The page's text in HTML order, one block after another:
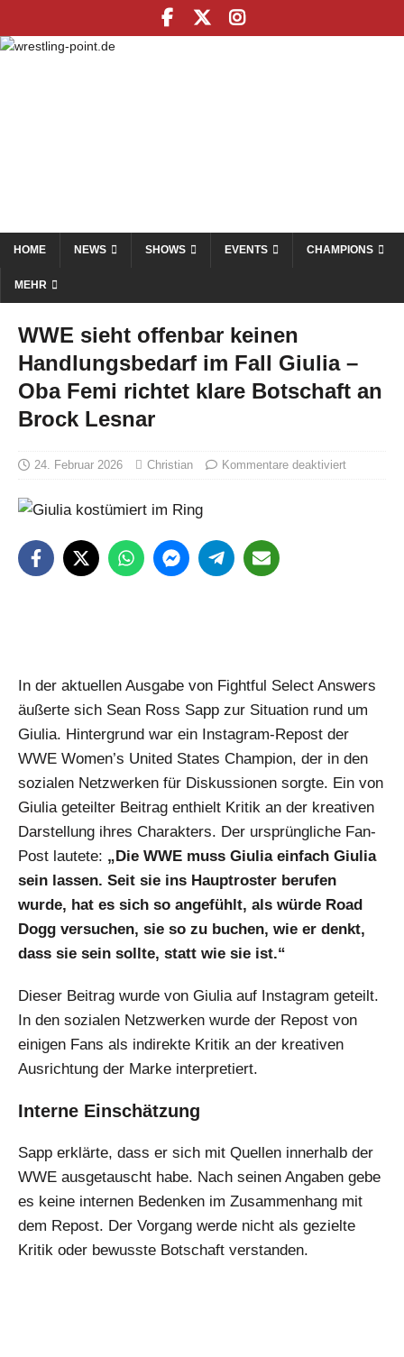
HOME NEWS SHOWS EVENTS CHAMPIONS
MEHR
WWE sieht offenbar keinen
Handlungsbedarf im Fall Giulia –
Oba Femi richtet klare Botschaft an
Brock Lesnar
24. Februar 2026 Christian Kommentare deaktiviert
In der aktuellen Ausgabe von Fightful Select Answers
äußerte sich Sean Ross Sapp zur Situation rund um
Giulia. Hintergrund war ein Instagram-Repost der
WWE Women’s United States Champion, der in den
sozialen Netzwerken für Diskussionen sorgte. Ein von
Giulia geteilter Beitrag enthielt Kritik an der kreativen
Darstellung ihres Charakters. Der ursprüngliche Fan-
Post lautete: „Die WWE muss Giulia einfach Giulia
sein lassen. Seit sie ins Hauptroster berufen
wurde, hat es sich so angefühlt, als würde Road
Dogg versuchen, sie so zu buchen, wie er denkt,
dass sie sein sollte, statt wie sie ist.“
Dieser Beitrag wurde von Giulia auf Instagram geteilt.
In den sozialen Netzwerken wurde der Repost von
einigen Fans als indirekte Kritik an der kreativen
Ausrichtung der Marke interpretiert.
Interne Einschätzung
Sapp erklärte, dass er sich mit Quellen innerhalb der
WWE ausgetauscht habe. Nach seinen Angaben gebe
es keine internen Bedenken im Zusammenhang mit
dem Repost. Der Vorgang werde nicht als gezielte
Kritik oder bewusste Botschaft verstanden.